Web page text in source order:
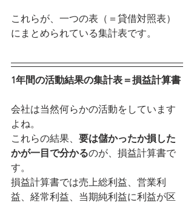
これらが、一つの表（＝貸借対照表）
にまとめられている集計表です。
1年間の活動結果の集計表＝損益計算書
会社は当然何らかの活動をしています
よね。
これらの結果、 要は儲かったか損した
かが一目で分かるのが、損益計算書で
す。
損益計算書では売上総利益、営業利
益、経常利益、当期純利益に利益が区